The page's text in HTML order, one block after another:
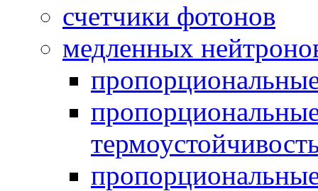
счетчики фотонов
медленных